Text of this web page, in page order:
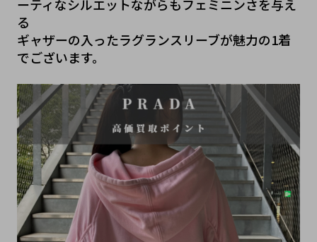
ーティなシルエットながらもフェミニンさを与え
る
ギャザーの入ったラグランスリーブが魅力の1着
でございます。